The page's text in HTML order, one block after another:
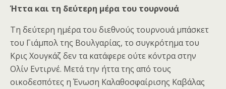
Ήττα και τη δεύτερη μέρα του τουρνουά
Τη δεύτερη ημέρα του διεθνούς τουρνουά μπάσκετ
του Γιάμπολ της Βουλγαρίας, το συγκρότημα του
Κρις Χουγκάζ δεν τα κατάφερε ούτε κόντρα στην
Ολίν Εντιρνέ. Μετά την ήττα της από τους
οικοδεσπότες η Ένωση Καλαθοσφαίρισης Καβάλας